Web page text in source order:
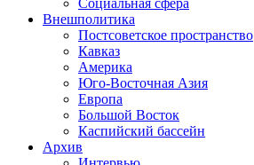
Социальная сфера
Внешполитика
Постсоветское пространство
Кавказ
Америка
Юго-Восточная Азия
Европа
Большой Восток
Каспийский бассейн
Архив